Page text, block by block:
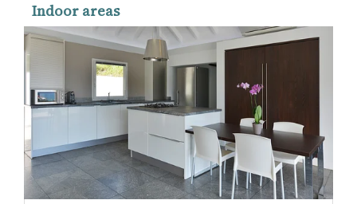
Indoor areas